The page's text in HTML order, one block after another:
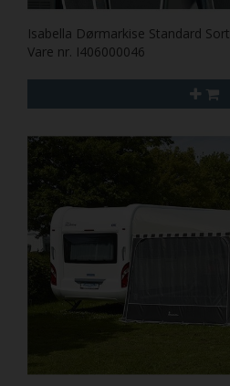
Isabella Dørmarkise Standard Sort
Vare nr. I406000046